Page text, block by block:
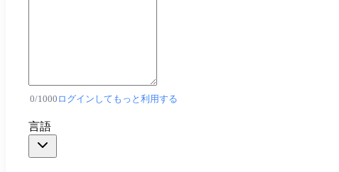
0/1000 ログインしてもっと利用する
言語